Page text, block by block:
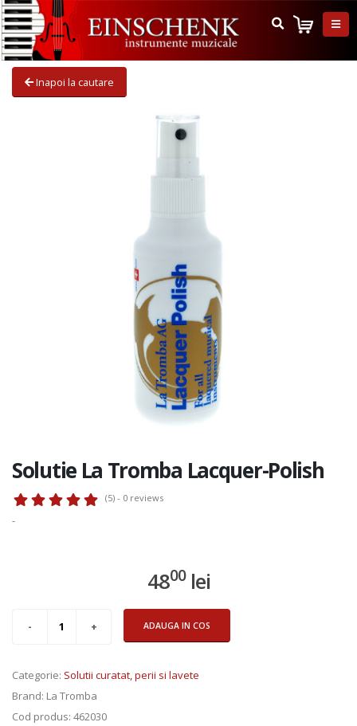
Inapoi la cautare
Solutie La Tromba Lacquer-Polish
(5) - 0 reviews
-
4800lei
ADAUGA IN COS
Categorie: Solutii curatat, perii si lavete
Brand: La Tromba
Cod produs: 462030